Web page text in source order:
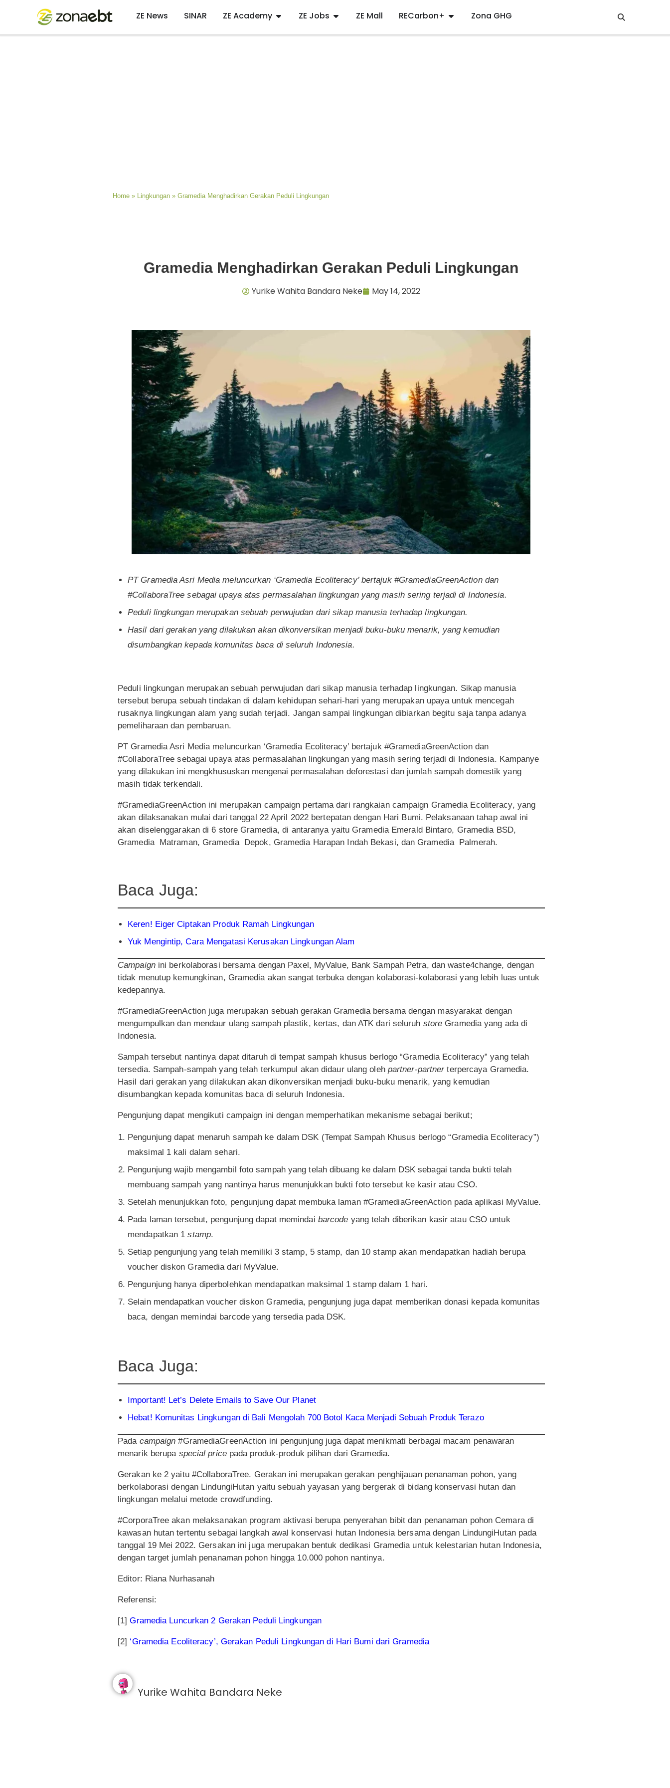
ZE News SINAR ZE Academy ZE Jobs ZE Mall RECarbon+ Zona GHG
Home » Lingkungan » Gramedia Menghadirkan Gerakan Peduli Lingkungan
Gramedia Menghadirkan Gerakan Peduli Lingkungan
Yurike Wahita Bandara Neke May 14, 2022
PT Gramedia Asri Media meluncurkan ‘Gramedia Ecoliteracy’ bertajuk #GramediaGreenAction dan
#CollaboraTree sebagai upaya atas permasalahan lingkungan yang masih sering terjadi di Indonesia.
Peduli lingkungan merupakan sebuah perwujudan dari sikap manusia terhadap lingkungan.
Hasil dari gerakan yang dilakukan akan dikonversikan menjadi buku-buku menarik, yang kemudian
disumbangkan kepada komunitas baca di seluruh Indonesia.
Peduli lingkungan merupakan sebuah perwujudan dari sikap manusia terhadap lingkungan. Sikap manusia
tersebut berupa sebuah tindakan di dalam kehidupan sehari-hari yang merupakan upaya untuk mencegah
rusaknya lingkungan alam yang sudah terjadi. Jangan sampai lingkungan dibiarkan begitu saja tanpa adanya
pemeliharaan dan pembaruan.
PT Gramedia Asri Media meluncurkan ‘Gramedia Ecoliteracy’ bertajuk #GramediaGreenAction dan
#CollaboraTree sebagai upaya atas permasalahan lingkungan yang masih sering terjadi di Indonesia. Kampanye
yang dilakukan ini mengkhususkan mengenai permasalahan deforestasi dan jumlah sampah domestik yang
masih tidak terkendali.
#GramediaGreenAction ini merupakan campaign pertama dari rangkaian campaign Gramedia Ecoliteracy, yang
akan dilaksanakan mulai dari tanggal 22 April 2022 bertepatan dengan Hari Bumi. Pelaksanaan tahap awal ini
akan diselenggarakan di 6 store Gramedia, di antaranya yaitu Gramedia Emerald Bintaro, Gramedia BSD,
Gramedia Matraman, Gramedia Depok, Gramedia Harapan Indah Bekasi, dan Gramedia Palmerah.
Baca Juga:
Keren! Eiger Ciptakan Produk Ramah Lingkungan
Yuk Mengintip, Cara Mengatasi Kerusakan Lingkungan Alam
Campaign ini berkolaborasi bersama dengan Paxel, MyValue, Bank Sampah Petra, dan waste4change, dengan
tidak menutup kemungkinan, Gramedia akan sangat terbuka dengan kolaborasi-kolaborasi yang lebih luas untuk
kedepannya.
#GramediaGreenAction juga merupakan sebuah gerakan Gramedia bersama dengan masyarakat dengan
mengumpulkan dan mendaur ulang sampah plastik, kertas, dan ATK dari seluruh store Gramedia yang ada di
Indonesia.
Sampah tersebut nantinya dapat ditaruh di tempat sampah khusus berlogo “Gramedia Ecoliteracy” yang telah
tersedia. Sampah-sampah yang telah terkumpul akan didaur ulang oleh partner-partnerterpercaya Gramedia.
Hasil dari gerakan yang dilakukan akan dikonversikan menjadi buku-buku menarik, yang kemudian
disumbangkan kepada komunitas baca di seluruh Indonesia.
Pengunjung dapat mengikuti campaign ini dengan memperhatikan mekanisme sebagai berikut;
Pengunjung dapat menaruh sampah ke dalam DSK (Tempat Sampah Khusus berlogo “Gramedia Ecoliteracy”)
maksimal 1 kali dalam sehari.
Pengunjung wajib mengambil foto sampah yang telah dibuang ke dalam DSK sebagai tanda bukti telah
membuang sampah yang nantinya harus menunjukkan bukti foto tersebut ke kasir atau CSO.
Setelah menunjukkan foto, pengunjung dapat membuka laman #GramediaGreenAction pada aplikasi MyValue.
Pada laman tersebut, pengunjung dapat memindai barcode yang telah diberikan kasir atau CSO untuk
mendapatkan 1stamp.
Setiap pengunjung yang telah memiliki 3 stamp, 5 stamp, dan 10 stamp akan mendapatkan hadiah berupa
voucher diskon Gramedia dari MyValue.
Pengunjung hanya diperbolehkan mendapatkan maksimal 1 stamp dalam 1 hari.
Selain mendapatkan voucher diskon Gramedia, pengunjung juga dapat memberikan donasi kepada komunitas
baca, dengan memindai barcode yang tersedia pada DSK.
Baca Juga:
Important! Let’s Delete Emails to Save Our Planet
Hebat! Komunitas Lingkungan di Bali Mengolah 700 Botol Kaca Menjadi Sebuah Produk Terazo
Pada campaign#GramediaGreenAction ini pengunjung juga dapat menikmati berbagai macam penawaran
menarik berupa special pricepada produk-produk pilihan dari Gramedia.
Gerakan ke 2 yaitu #CollaboraTree. Gerakan ini merupakan gerakan penghijauan penanaman pohon, yang
berkolaborasi dengan LindungiHutan yaitu sebuah yayasan yang bergerak di bidang konservasi hutan dan
lingkungan melalui metode crowdfunding.
#CorporaTree akan melaksanakan program aktivasi berupa penyerahan bibit dan penanaman pohon Cemara di
kawasan hutan tertentu sebagai langkah awal konservasi hutan Indonesia bersama dengan LindungiHutan pada
tanggal 19 Mei 2022. Gersakan ini juga merupakan bentuk dedikasi Gramedia untuk kelestarian hutan Indonesia,
dengan target jumlah penanaman pohon hingga 10.000 pohon nantinya.
Editor: Riana Nurhasanah
Referensi:
[1]Gramedia Luncurkan 2 Gerakan Peduli Lingkungan
[2] ‘Gramedia Ecoliteracy’, Gerakan Peduli Lingkungan di Hari Bumi dari Gramedia
Yurike Wahita Bandara Neke